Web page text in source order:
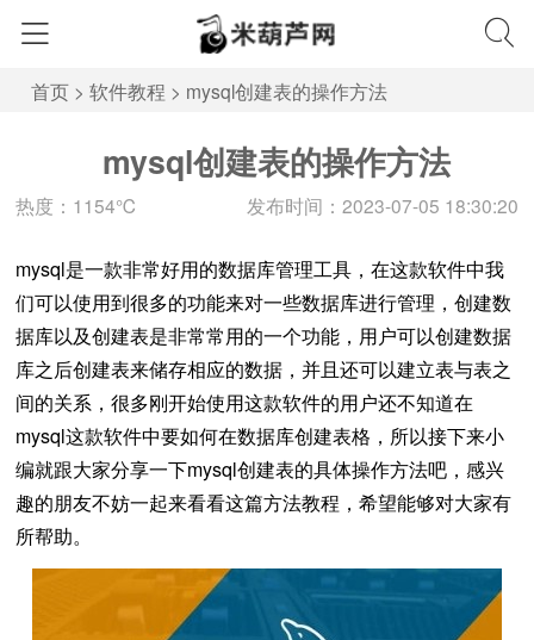
首页 > 软件教程 > mysql创建表的操作方法
mysql创建表的操作方法
热度：1154℃ 发布时间：2023-07-05 18:30:20
mysql是一款非常好用的数据库管理工具，在这款软件中我
们可以使用到很多的功能来对一些数据库进行管理，创建数
据库以及创建表是非常常用的一个功能，用户可以创建数据
库之后创建表来储存相应的数据，并且还可以建立表与表之
间的关系，很多刚开始使用这款软件的用户还不知道在
mysql这款软件中要如何在数据库创建表格，所以接下来小
编就跟大家分享一下mysql创建表的具体操作方法吧，感兴
趣的朋友不妨一起来看看这篇方法教程，希望能够对大家有
所帮助。